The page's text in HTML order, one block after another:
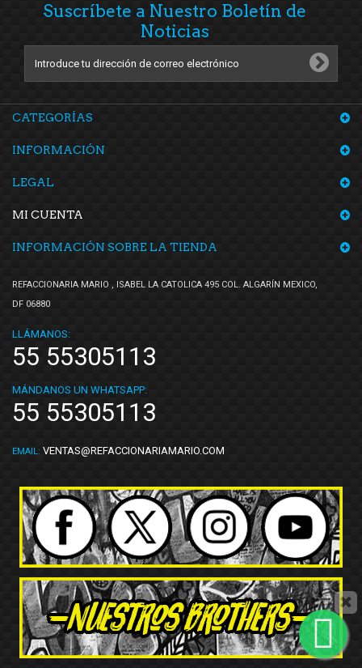
Suscríbete a Nuestro Boletín de
Noticias
CATEGORÍAS
INFORMACIÓN
LEGAL
MI CUENTA
INFORMACIÓN SOBRE LA TIENDA
REFACCIONARIA MARIO , ISABEL LA CATOLICA 495 COL. ALGARÍN MEXICO,
DF 06880
LLÁMANOS:
55 55305113
MÁNDANOS UN WHATSAPP:
55 55305113
EMAIL: VENTAS@REFACCIONARIAMARIO.COM